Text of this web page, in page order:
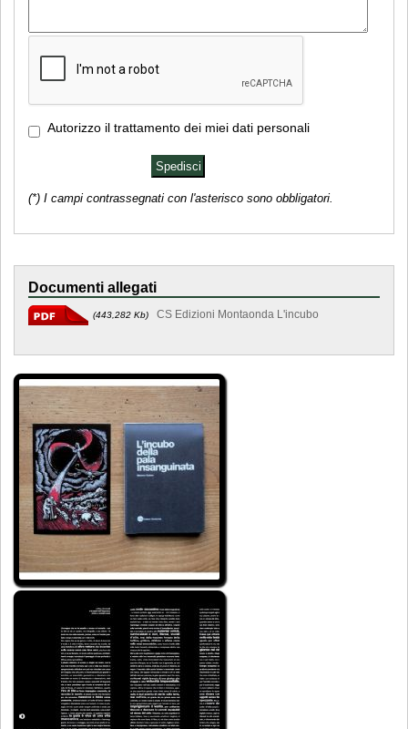
Autorizzo il trattamento dei miei dati personali
(*) I campi contrassegnati con l'asterisco sono obbligatori.
Documenti allegati
(443,282 Kb) CS Edizioni Montaonda L'incubo